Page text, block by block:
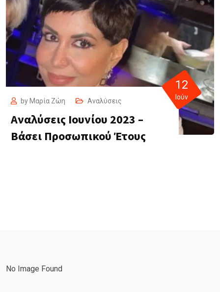
by Μαρία Ζώη Αναλύσεις
Αναλύσεις Ιουνίου 2023 –
Βάσει Προσωπικού Έτους
12
Ιούν
No Image Found